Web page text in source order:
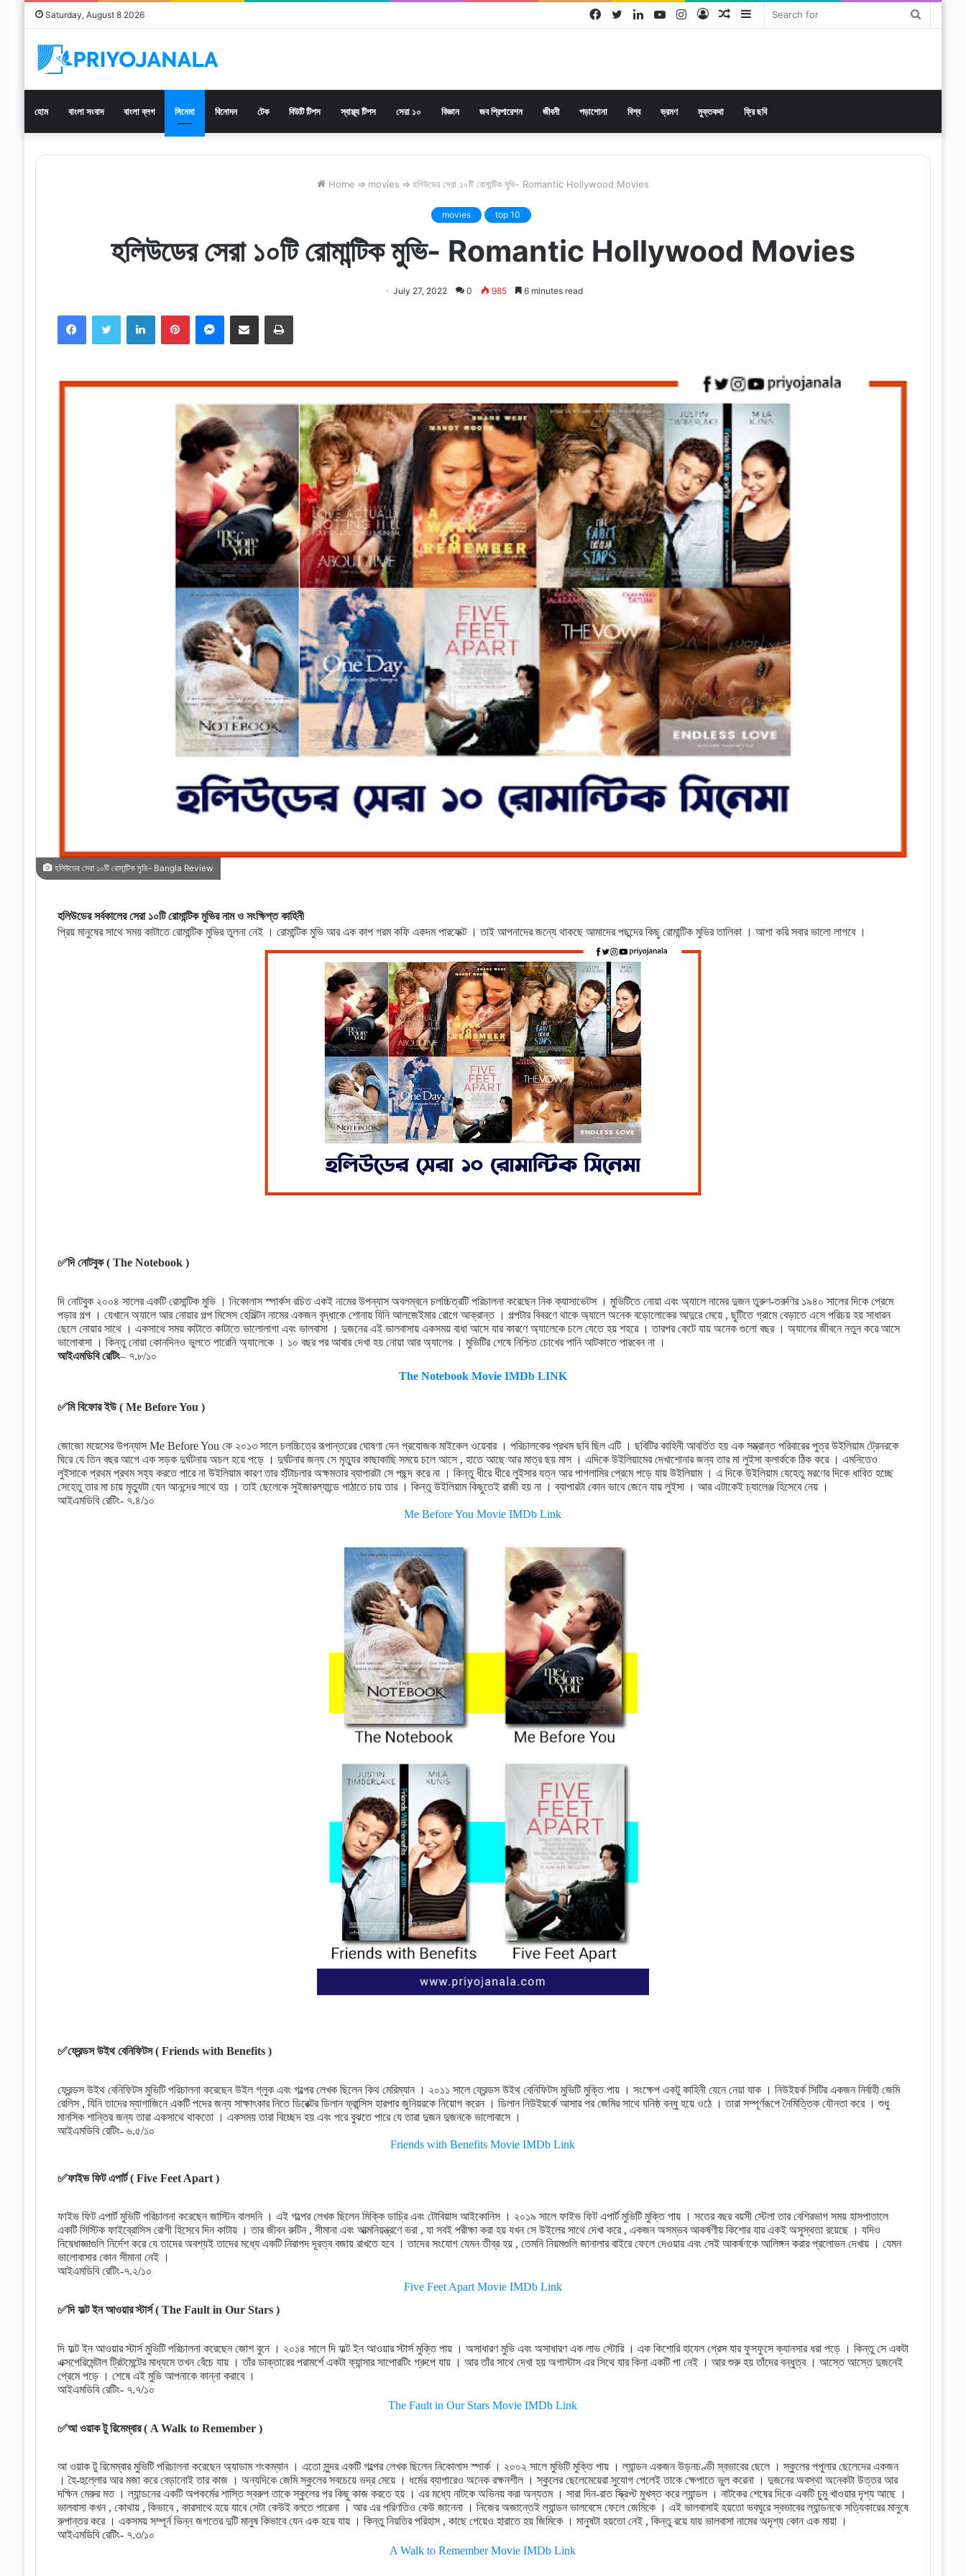
Saturday, August 8 2026 Sidebar
Random
Log
Instagram
YouTube
LinkedIn
Twitter
Facebook
হোম বাংলা সংবাদ বাংলা ব্লগ সিনেমা বিনোদন টেক বিউটি টিপস স্বাস্থ্য টিপস সেরা ১০ বিজ্ঞান জব প্রিপারেশন জীবনী পড়াশোনা বিশ্ব ভ্রমণ মুক্তকথা ফ্রি ছবি
Home ⇒ movies ⇒ হলিউডের সেরা ১০টি রোমান্টিক মুভি- Romantic Hollywood Movies
movies top 10
হলিউডের সেরা ১০টি রোমান্টিক মুভি- Romantic Hollywood Movies
July 27, 2022 0 985 6 minutes read
Facebook Twitter LinkedIn Pinterest Messenger Share via Email Print
হলিউডের সেরা ১০টি রোমান্টিক মুভি- Bangla Review
হলিউডের সর্বকালের সেরা ১০টি রোমান্টিক মুভির নাম ও সংক্ষিপ্ত কাহিনী
প্রিয় মানুষের সাথে সময় কাটাতে রোমান্টিক মুভির তুলনা নেই । রোমান্টিক মুভি আর এক কাপ গরম কফি একদম পারফেক্ট । তাই আপনাদের জন্যে থাকছে আমাদের পছন্দের কিছু রোমান্টিক মুভির তালিকা । আশা করি সবার ভালো লাগবে ।
✅দি নোটবুক ( The Notebook )
দি নোটবুক ২০০৪ সালের একটি রোমান্টিক মুভি । নিকোলাস স্পার্কস রচিত একই নামের উপন্যাস অবলম্বনে চলচ্চিত্রটি পরিচালনা করেছেন নিক ক্যাসাভেটস । মুভিটিতে নোয়া এবং অ্যালে নামের দুজন তুরুণ-তরুণির ১৯৪০ সালের দিকে প্রেমে
পড়ার গল্প । যেখানে অ্যালে আর নোয়ার গল্প মিসেস হেমিল্টন নামের একজন বৃদ্ধাকে শোনায় যিনি আলজেইমার রোগে আক্রান্ত । গল্পটার বিবরণে থাকে অ্যালে অনেক বড়োলোকের আদুরে মেয়ে , ছুটিতে গ্রামে বেড়াতে এসে পরিচয় হয় সাধারন
ছেলে নোয়ার সাথে । একসাথে সময় কাটাতে কাটাতে ভালোলাগা এবং ভালবাসা । দুজনের এই ভালবাসায় একসময় বাধা আসে যার কারণে অ্যালেকে চলে যেতে হয় শহরে । তারপর কেটে যায় অনেক গুলো বছর । অ্যালের জীবনে নতুন করে আসে
ভালোবাসা । কিন্তু নোয়া কোনদিনও ভুলতে পারেনি অ্যালেকে । ১০ বছর পর আবার দেখা হয় নোয়া আর অ্যালের । মুভিটির শেষে নিশ্চিত চোখের পানি আটকাতে পারবেন না ।
আইএমডিবি রেটিং– ৭.৮/১০
The Notebook Movie IMDb LINK
✅মি বিফোর ইউ ( Me Before You )
জোজো ময়েসের উপন্যাস Me Before You কে ২০১৩ সালে চলচ্চিত্রে রূপান্তরের ঘোষণা দেন প্রযোজক মাইকেল ওয়েবার । পরিচালকের প্রথম ছবি ছিল এটি । ছবিটির কাহিনী আবর্তিত হয় এক সম্ভ্রান্ত পরিবারের পুত্র উইলিয়াম ট্রেনরকে
ঘিরে যে তিন বছর আগে এক সড়ক দুর্ঘটনায় অচল হয়ে পড়ে । দুর্ঘটনার জন্য সে মৃত্যুর কাছাকাছি সময়ে চলে আসে , হাতে আছে আর মাত্র ছয় মাস । এদিকে উইলিয়ামের দেখাশোনার জন্য তার মা লুইসা ক্লার্ককে ঠিক করে । এমনিতেও
লুইসাকে প্রথম প্রথম সহ্য করতে পারে না উইলিয়াম কারণ তার হাঁটাচলার অক্ষমতার ব্যাপারটা সে পছন্দ করে না । কিন্তু ধীরে ধীরে লুইসার যত্ন আর পাগলামির প্রেমে পড়ে যায় উইলিয়াম । এ দিকে উইলিয়াম যেহেতু মরণের দিকে ধাবিত হচ্ছে
সেহেতু তার মা চায় মৃত্যুটা যেন আনন্দের সাথে হয় । তাই ছেলেকে সুইজারল্যান্ডে পাঠাতে চায় তার । কিন্তু উইলিয়াম কিছুতেই রাজী হয় না । ব্যাপারটা কোন ভাবে জেনে যায় লুইসা । আর এটাকেই চ্যালেঞ্জ হিসেবে নেয় ।
আইএমডিবি রেটিং- ৭.৪/১০
Me Before You Movie IMDb Link
✅ফ্রেন্ডস উইথ বেনিফিটস ( Friends with Benefits )
ফ্রেন্ডস উইথ বেনিফিটস মুভিটি পরিচালনা করেছেন উইল গ্লুক এবং গল্পের লেখক ছিলেন কিথ মেরিম্যান । ২০১১ সালে ফ্রেন্ডস উইথ বেনিফিটস মুভিটি মুক্তি পায় । সংক্ষেপ একটু কাহিনী যেনে নেয়া যাক । নিউইয়র্ক সিটির একজন নির্বাহী জেমি
রেলিস , যিনি তাদের ম্যাগাজিনে একটি পদের জন্য সাক্ষাৎকার নিতে ডিরেক্টর ডিলান ফ্রান্সিস হারপার জুনিয়রকে নিয়োগ করেন । ডিলান নিউইয়র্কে আসার পর জেমির সাথে ঘনিষ্ঠ বন্ধু হয়ে ওঠে । তারা সম্পূর্ণরূপে নৈমিত্তিক যৌনতা করে । শুধু
মানসিক শান্তির জন্য তারা একসাথে থাকতো । একসময় তারা বিচ্ছেদ হয় এবং পরে বুঝতে পারে যে তারা দুজন দুজনকে ভালোবাসে ।
আইএমডিবি রেটিং- ৬.৫/১০
Friends with Benefits Movie IMDb Link
✅ফাইভ ফিট এপার্ট ( Five Feet Apart )
ফাইভ ফিট এপার্ট মুভিটি পরিচালনা করেছেন জাস্টিন বালদনি । এই গল্পের লেখক ছিলেন মিক্কি ডাচ্রি এবং টোবিয়াস আইকোনিস । ২০১৯ সালে ফাইভ ফিট এপার্ট মুভিটি মুক্তি পায় । সতের বছর বয়সী স্টেলা তার বেশিরভাগ সময় হাসপাতালে
একটি সিস্টিক ফাইব্রোসিস রোগী হিসেবে দিন কাটায় । তার জীবন রুটিন , সীমানা এবং আত্মনিয়ন্ত্রণে ভরা , যা সবই পরীক্ষা করা হয় যখন সে উইলের সাথে দেখা করে , একজন অসম্ভব আকর্ষণীয় কিশোর যার একই অসুস্থতা রয়েছে । যদিও
নিষেধাজ্ঞাগুলি নির্দেশ করে যে তাদের অবশ্যই তাদের মধ্যে একটি নিরাপদ দূরত্ব বজায় রাখতে হবে । তাদের সংযোগ যেমন তীব্র হয় , তেমনি নিয়মগুলি জানালার বাইরে ফেলে দেওয়ার এবং সেই আকর্ষণকে আলিঙ্গন করার প্রলোভন দেখায় । যেমন
ভালোবাসার কোন সীমানা নেই ।
আইএমডিবি রেটিং-৭.২/১০
Five Feet Apart Movie IMDb Link
✅দি ফল্ট ইন আওয়ার স্টার্স ( The Fault in Our Stars )
দি ফল্ট ইন আওয়ার স্টার্স মুভিটি পরিচালনা করেছেন জোশ বুনে । ২০১৪ সালে দি ফল্ট ইন আওয়ার স্টার্স মুক্তি পায় । অসাধারণ মুভি এবং অসাধারণ এক লাভ স্টোরি । এক কিশোরি হাযেল গ্রেস যার ফুসফুসে ক্যানসার ধরা পড়ে । কিন্তু সে একটা
এক্সপেরিমেন্টাল ট্রিটমেন্টের মাধ্যমে তখন বেঁচে যায় । তাঁর ডাক্তারের পরামর্শে একটা ক্যান্সার সাপোরটিং গ্রুপে যায় । আর তাঁর সাথে দেখা হয় অগাস্টাস এর সিথে যার কিনা একটি পা নেই । আর শুরু হয় তাঁদের বন্ধুত্ব । আস্তে আস্তে দুজনেই
প্রেমে পড়ে । শেষে এই মুভি আপনাকে কান্না করাবে ।
আইএমডিবি রেটিং- ৭.৭/১০
The Fault in Our Stars Movie IMDb Link
✅আ ওয়াক টু রিমেম্বার ( A Walk to Remember )
আ ওয়াক টু রিমেম্বার মুভিটি পরিচালনা করেছেন অ্যাডাম শংকম্যান । এতো সুন্দর একটি গল্পের লেখক ছিলেন নিকোলাস স্পার্ক । ২০০২ সালে মুভিটি মুক্তি পায় । ল্যান্ডন একজন উড়নচণ্ডী স্বভাবের ছেলে । স্কুলের পপুলার ছেলেদের একজন
। হৈ-হুল্লোর আর মজা করে বেড়ানোই তার কাজ । অন্যদিকে জেমি স্কুলের সবচেয়ে ভদ্র মেয়ে । ধর্মের ব্যাপারেও অনেক রক্ষনশীল । স্কুলের ছেলেমেয়েরা সুযোগ পেলেই তাকে ক্ষেপাতে ভুল করেনা । দুজনের অবস্থা অনেকটা উত্তর আর
দক্ষিন মেরুর মত । ল্যান্ডনের একটি অপকর্মের শাস্তি স্বরুপ তাকে স্কুলের পর কিছু কাজ করতে হয় । এর মধ্যে নাটকে অভিনয় করা অন্যতম । সারা দিন-রাত স্ক্রিপ্ট মুখস্ত করে ল্যান্ডল । নাটকের শেষের দিকে একটি চুমু খাওয়ার দৃশ্য আছে ।
ভালবাসা কখন , কোথায় , কিভাবে , কারসাথে হয়ে যাবে সেটা কেউই বলতে পারেনা । আর এর পরিণতিও কেউ জানেনা । নিজের অজান্তেই ল্যান্ডন ভালবেসে ফেলে জেমিকে । এই ভালবাসাই হয়তো ভবঘুরে স্বভাবের ল্যান্ডনকে সত্যিকারের মানুষে
রুপান্তর করে । একসময় সম্পূর্ন ভিন্ন জগতের দুটি মানুষ কিভাবে যেন এক হয়ে যায় । কিন্তু নিয়তির পরিহাস , কাছে পেয়েও হারাতে হয় জিমিকে । মানুষটা হয়তো নেই , কিন্তু রয়ে যায় ভালবাসা নামের অদৃশ্য কোন এক মায়া ।
আইএমডিবি রেটিং- ৭.৩/১০
A Walk to Remember Movie IMDb Link